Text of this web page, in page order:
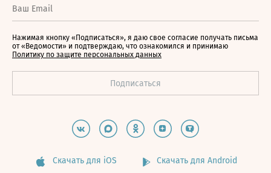
Нажимая кнопку «Подписаться», я даю свое согласие получать письма
от «Ведомости» и подтверждаю, что ознакомился и принимаю
Политику по защите персональных данных
Скачать для iOS Скачать для Android